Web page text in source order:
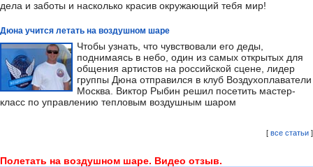
дела и заботы и насколько красив окружающий тебя мир!
Дюна учится летать на воздушном шаре
Чтобы узнать, что чувствовали его деды,
поднимаясь в небо, один из самых открытых для
общения артистов на российской сцене, лидер
группы Дюна отправился в клуб Воздухоплаватели
Москва. Виктор Рыбин решил посетить мастер-
класс по управлению тепловым воздушным шаром
[ все статьи ]
Полетать на воздушном шаре. Видео отзыв.